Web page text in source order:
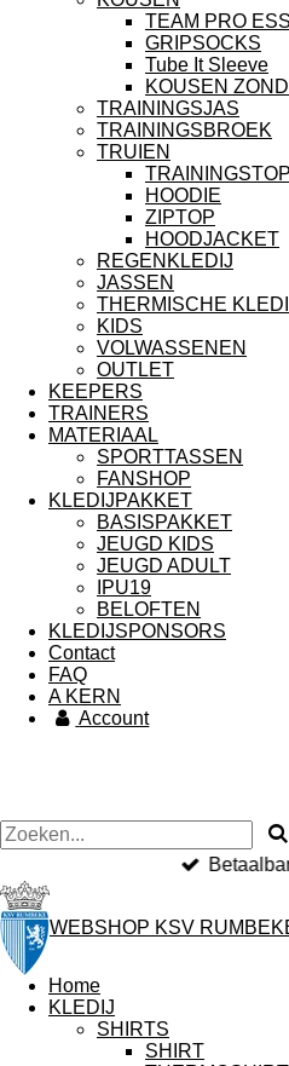
TEAM PRO
GRIPSOCKS
Tube It Sleeve
KOUSEN
TRAININGSJAS
TRAININGSBROEK
TRUIEN
TRAININGSTOP
HOODIE
ZIPTOP
HOODJACKET
REGENKLEDIJ
JASSEN
THERMISCHE
KIDS
VOLWASSENEN
OUTLET
KEEPERS
TRAINERS
MATERIAAL
SPORTTASSEN
FANSHOP
KLEDIJPAKKET
BASISPAKKET
JEUGD KIDS
JEUGD ADULT
IPU19
BELOFTEN
KLEDIJSPONSORS
Contact
FAQ
A KERN
Account
WEBSHOP KSV
Home
KLEDIJ
SHIRTS
SHIRT